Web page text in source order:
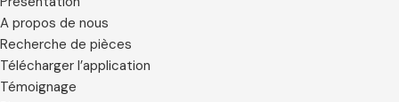
A propos de nous
Recherche de pièces
Télécharger l’application
Témoignage